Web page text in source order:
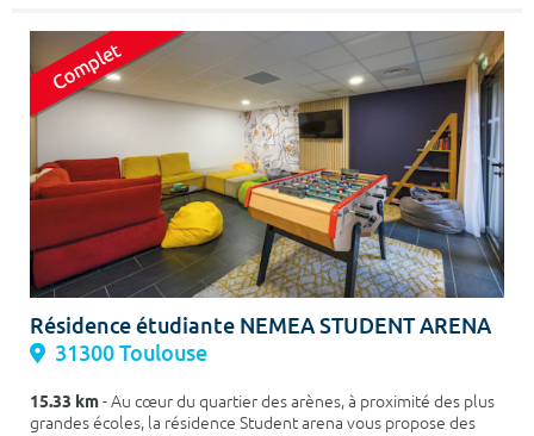
Résidence étudiante NEMEA STUDENT ARENA
31300 Toulouse
15.33 km- Au cœur du quartier des arènes, à proximité des plus
grandes écoles, la résidence Student arena vous propose des